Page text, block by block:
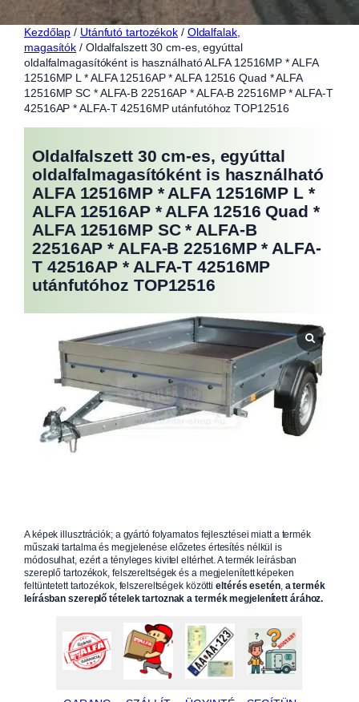
Kezdőlap / Utánfutó tartozékok / Oldalfalak,
magasítók / Oldalfalszett 30 cm-es, egyúttal
oldalfalmagasítóként is használható ALFA 12516MP * ALFA
12516MP L * ALFA 12516AP * ALFA 12516 Quad * ALFA
12516MP SC * ALFA-B 22516AP * ALFA-B 22516MP * ALFA-T
42516AP * ALFA-T 42516MP utánfutóhoz TOP12516
Oldalfalszett 30 cm-es, egyúttal
oldalfalmagasítóként is használható
ALFA 12516MP * ALFA 12516MP L *
ALFA 12516AP * ALFA 12516 Quad *
ALFA 12516MP SC * ALFA-B
22516AP * ALFA-B 22516MP * ALFA-
T 42516AP * ALFA-T 42516MP
utánfutóhoz TOP12516
A képek illusztrációk; a gyártó folyamatos fejlesztései miatt a termék
műszaki tartalma és megjelenése előzetes értesítés nélkül is
módosulhat, ezért a tényleges kivitel eltérhet. A termék leírásban
szereplő tartozékok, felszereltségek és a megjelenített képeken
feltüntetett tartozékok, felszereltségek közöttieltérés esetén, a termék
leírásban szereplő tételek tartoznak a termék megjelenített árához.